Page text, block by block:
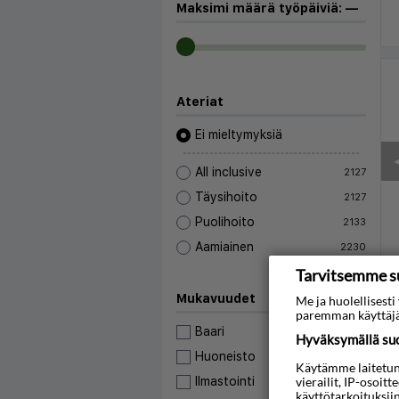
Maksimi määrä työpäiviä: —
Ateriat
Ei mieltymyksiä
All inclusive 2127
Täysihoito 2127
Puolihoito 2133
Aamiainen 2230
Mukavuudet
Baari 17232
Huoneisto
Ilmastointi 11445
Tarvitsemme
Me ja huolellisesti
paremman
Hyväksymällä
Käytämme
vierailit, IP-